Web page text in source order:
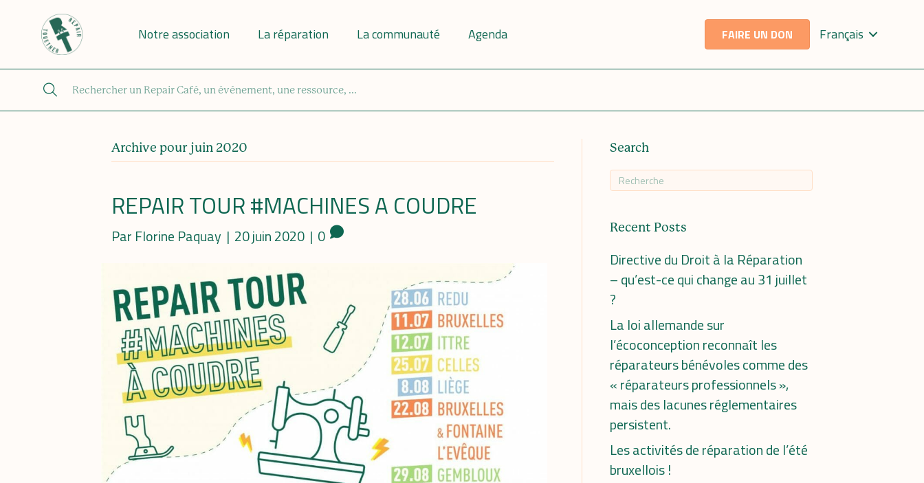
Notre association La réparation La communauté Agenda FAIRE UN DON Français
Archive pour juin 2020
REPAIR TOUR #MACHINES A COUDRE
Par Florine Paquay | 20 juin 2020 | 0
Search
Recent Posts
Directive du Droit à la Réparation
– qu’est-ce qui change au 31 juillet
?
La loi allemande sur
l’écoconception reconnaît les
réparateurs bénévoles comme des
« réparateurs professionnels »,
mais des lacunes réglementaires
persistent.
Les activités de réparation de l’été
bruxellois !